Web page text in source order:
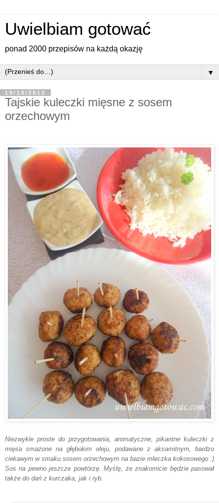
Uwielbiam gotować
ponad 2000 przepisów na każdą okazję
▼
19/10/2012
Tajskie kuleczki mięsne z sosem
orzechowym
Niezwykle proste do przygotowania, aromatyczne, pikantne kuleczki z
mięsa smażone na głębokim oleju, podawane z aksamitnym, bardzo
ciekawym w smaku sosem orzechowym na bazie mleczka kokosowego :)
Sos na pewno jeszcze powtórzę. Myślę, że znakomicie będzie pasował
także do dań z kurczaka, jak i ryb.